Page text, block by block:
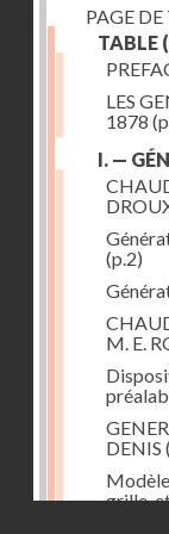
PAGE
TABLE
LES
1878
I. —
(p.2)
M. E.
DENIS
grille,